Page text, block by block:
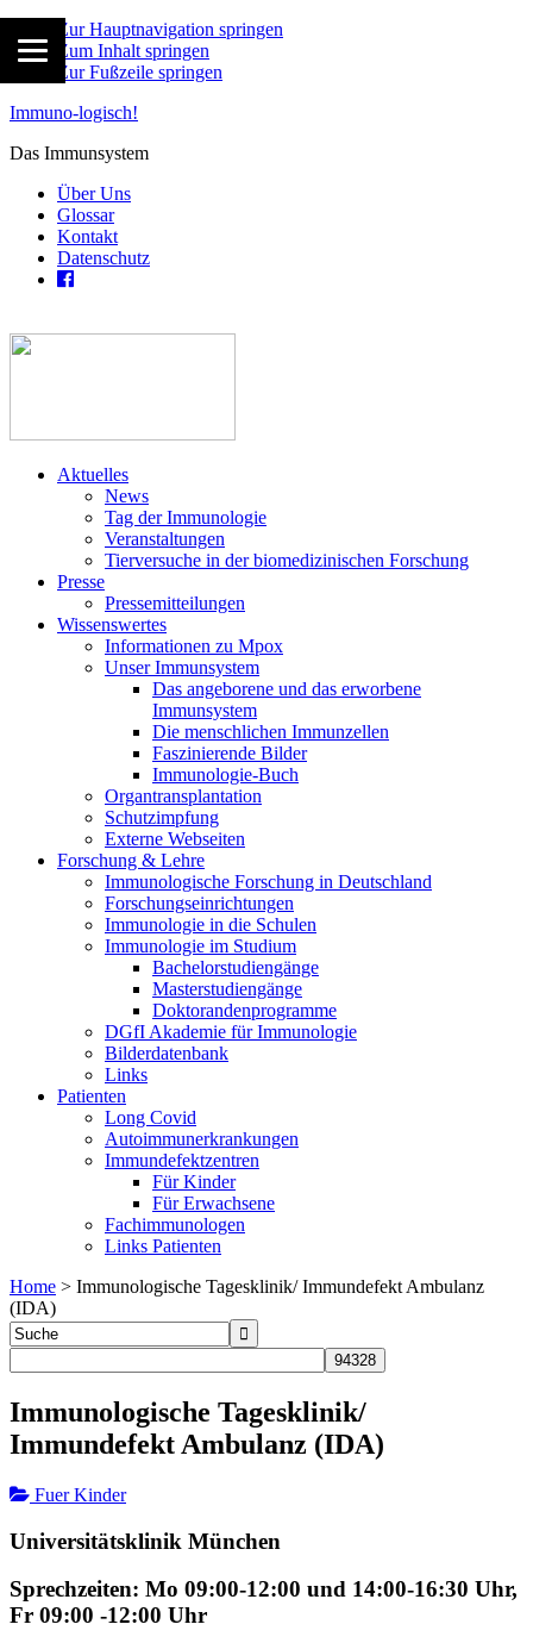
Zur Hauptnavigation springen
Zum Inhalt springen
Zur Fußzeile springen
Immuno-logisch!
Das Immunsystem
Über Uns
Glossar
Kontakt
Datenschutz
Aktuelles
News
Tag der Immunologie
Veranstaltungen
Tierversuche in der biomedizinischen Forschung
Presse
Pressemitteilungen
Wissenswertes
Informationen zu Mpox
Unser Immunsystem
Das angeborene und das erworbene
Immunsystem
Die menschlichen Immunzellen
Faszinierende Bilder
Immunologie-Buch
Organtransplantation
Schutzimpfung
Externe Webseiten
Forschung & Lehre
Immunologische Forschung in Deutschland
Forschungseinrichtungen
Immunologie in die Schulen
Immunologie im Studium
Bachelorstudiengänge
Masterstudiengänge
Doktorandenprogramme
DGfI Akademie für Immunologie
Bilderdatenbank
Links
Patienten
Long Covid
Autoimmunerkrankungen
Immundefektzentren
Für Kinder
Für Erwachsene
Fachimmunologen
Links Patienten
Home > Immunologische Tagesklinik/ Immundefekt Ambulanz
(IDA)
Immunologische Tagesklinik/
Immundefekt Ambulanz (IDA)
Fuer Kinder
Universitätsklinik München
Sprechzeiten: Mo 09:00-12:00 und 14:00-16:30 Uhr,
Fr 09:00 -12:00 Uhr